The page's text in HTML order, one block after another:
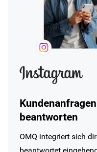
beantworten
OMQ integriert sich